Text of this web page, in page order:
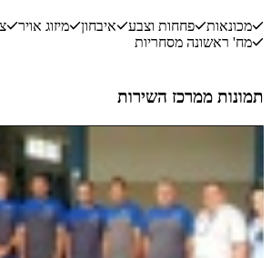
ניסיון ולרובם הסמכות מקצועיות בד
מטעם היבואן דלק מוטורס.
מכונאות פחחות וצבע איבחון מיזוג אויר
מח' ראשונה מסחריות
ממרכז השירות